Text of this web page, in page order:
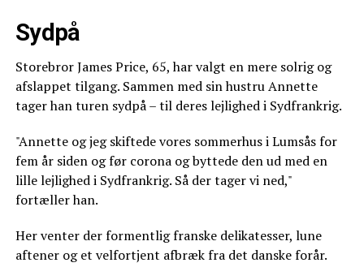
Sydpå
Storebror James Price, 65, har valgt en mere solrig og
afslappet tilgang. Sammen med sin hustru Annette
tager han turen sydpå – til deres lejlighed i Sydfrankrig.
"Annette og jeg skiftede vores sommerhus i Lumsås for
fem år siden og før corona og byttede den ud med en
lille lejlighed i Sydfrankrig. Så der tager vi ned,"
fortæller han.
Her venter der formentlig franske delikatesser, lune
aftener og et velfortjent afbræk fra det danske forår.